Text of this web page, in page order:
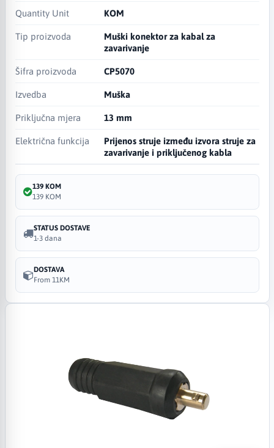
Quantity Unit KOM
Tip proizvoda
Muški konektor za kabal za
zavarivanje
Šifra proizvoda CP5070
Izvedba Muška
Priključna mjera 13 mm
Električna funkcija
Prijenos struje između izvora struje za
zavarivanje i priključenog kabla
139 KOM
139 KOM
STATUS DOSTAVE
1-3 dana
DOSTAVA
From 11KM